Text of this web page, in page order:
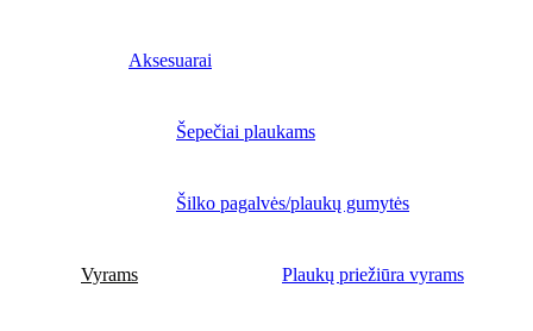
Aksesuarai
Šepečiai plaukams
Šilko pagalvės/plaukų gumytės
Vyrams Plaukų priežiūra vyrams